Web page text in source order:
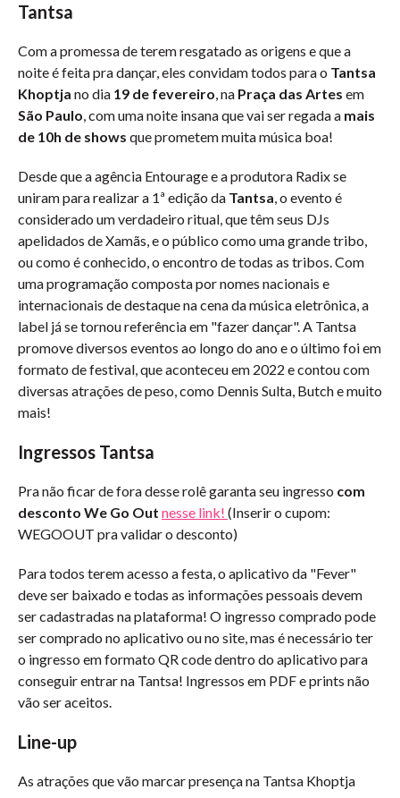
Tantsa
Com a promessa de terem resgatado as origens e que a
noite é feita pra dançar, eles convidam todos para o Tantsa
Khoptja no dia 19 de fevereiro, na Praça das Artes em
São Paulo, com uma noite insana que vai ser regada a mais
de 10h de shows que prometem muita música boa!
Desde que a agência Entourage e a produtora Radix se
uniram para realizar a 1ª edição da Tantsa, o evento é
considerado um verdadeiro ritual, que têm seus DJs
apelidados de Xamãs, e o público como uma grande tribo,
ou como é conhecido, o encontro de todas as tribos. Com
uma programação composta por nomes nacionais e
internacionais de destaque na cena da música eletrônica, a
label já se tornou referência em "fazer dançar". A Tantsa
promove diversos eventos ao longo do ano e o último foi em
formato de festival, que aconteceu em 2022 e contou com
diversas atrações de peso, como Dennis Sulta, Butch e muito
mais!
Ingressos Tantsa
Pra não ficar de fora desse rolê garanta seu ingresso com
desconto We Go Out nesse link! (Inserir o cupom:
WEGOOUT pra validar o desconto)
Para todos terem acesso a festa, o aplicativo da "Fever"
deve ser baixado e todas as informações pessoais devem
ser cadastradas na plataforma! O ingresso comprado pode
ser comprado no aplicativo ou no site, mas é necessário ter
o ingresso em formato QR code dentro do aplicativo para
conseguir entrar na Tantsa! Ingressos em PDF e prints não
vão ser aceitos.
Line-up
As atrações que vão marcar presença na Tantsa Khoptja